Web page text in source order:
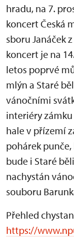
hradu, na 7.
koncert Česká
sboru Janáček
koncert je na
letos poprvé
mlýn a Staré
vánočními
interiéry
hale v přízemí
pohárek
bude i Staré
nachystán
souboru
Přehled
https://